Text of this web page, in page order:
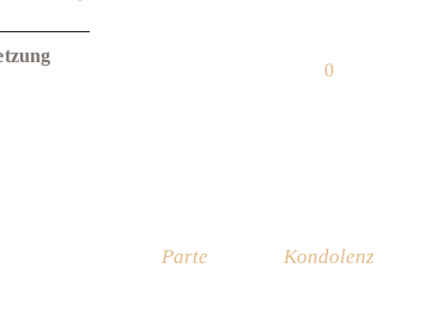
Parte Kondolenz
0